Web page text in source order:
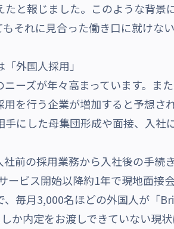
と報じました。このような背景
それに見合った働き口に就けな
外国人採用」
ーズが年々高まっています。ま
を行う企業が増加すると予想さ
にした母集団形成や面接、入社
前の採用業務から入社後の手続
ービス開始以降約1年で現地面接
毎月3,000名ほどの外国人が「
か内定をお渡しできていない現状